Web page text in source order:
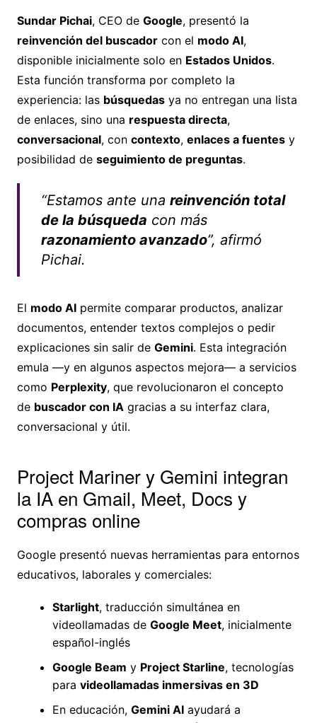
Sundar Pichai, CEO de Google, presentó la
reinvención del buscadorcon el modo AI,
disponible inicialmente solo en Estados Unidos.
Esta función transforma por completo la
experiencia: las búsquedasya no entregan una lista
de enlaces, sino una respuesta directa,
conversacional, con contexto, enlaces a fuentesy
posibilidad de seguimiento de preguntas.
“Estamos ante una reinvención total
de la búsqueda con más
razonamiento avanzado”, afirmó
Pichai.
El modo AIpermite comparar productos, analizar
documentos, entender textos complejos o pedir
explicaciones sin salir de Gemini. Esta integración
emula —y en algunos aspectos mejora— a servicios
como Perplexity, que revolucionaron el concepto
de buscador con IAgracias a su interfaz clara,
conversacional y útil.
Project Mariner y Gemini integran
la IA en Gmail, Meet, Docs y
compras online
Google presentó nuevas herramientas para entornos
educativos, laborales y comerciales:
Starlight, traducción simultánea en
videollamadas de Google Meet, inicialmente
español-inglés
Google Beam y Project Starline, tecnologías
para videollamadas inmersivas en 3D
En educación, Gemini AIayudará a